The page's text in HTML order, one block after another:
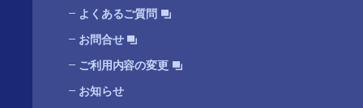
よくあるご質問
お問合せ
ご利用内容の変更
お知らせ